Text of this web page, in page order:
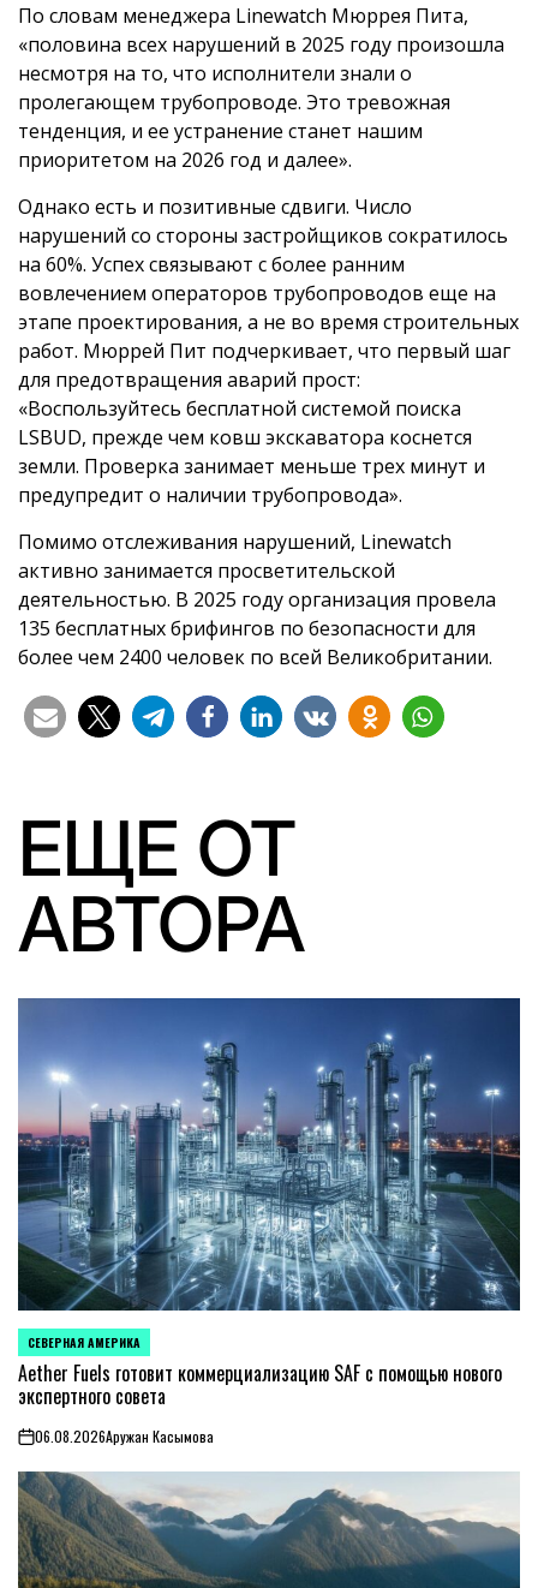
По словам менеджера Linewatch Мюррея Пита,
«половина всех нарушений в 2025 году произошла
несмотря на то, что исполнители знали о
пролегающем трубопроводе. Это тревожная
тенденция, и ее устранение станет нашим
приоритетом на 2026 год и далее».
Однако есть и позитивные сдвиги. Число
нарушений со стороны застройщиков сократилось
на 60%. Успех связывают с более ранним
вовлечением операторов трубопроводов еще на
этапе проектирования, а не во время строительных
работ. Мюррей Пит подчеркивает, что первый шаг
для предотвращения аварий прост:
«Воспользуйтесь бесплатной системой поиска
LSBUD, прежде чем ковш экскаватора коснется
земли. Проверка занимает меньше трех минут и
предупредит о наличии трубопровода».
Помимо отслеживания нарушений, Linewatch
активно занимается просветительской
деятельностью. В 2025 году организация провела
135 бесплатных брифингов по безопасности для
более чем 2400 человек по всей Великобритании.
ЕЩЕ ОТ
АВТОРА
ОПУБЛИКОВАНО
В
СЕВЕРНАЯ АМЕРИКА
Aether Fuels готовит коммерциализацию SAF с помощью нового
экспертного совета
on06.08.2026Аружан Касымова